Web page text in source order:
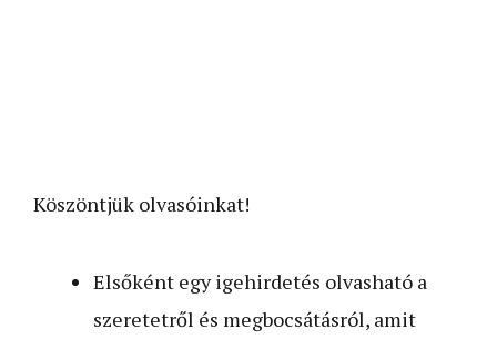
Köszöntjük olvasóinkat!
Elsőként egy igehirdetés olvasható a
szeretetről és megbocsátásról, amit